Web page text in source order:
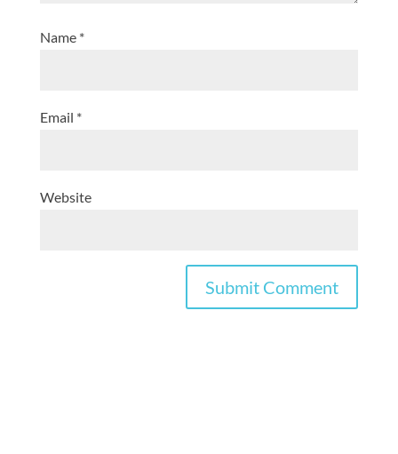
Name *
Email *
Website